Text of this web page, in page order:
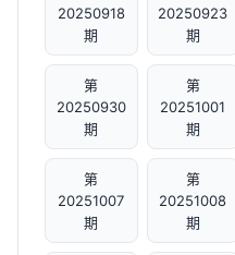
20250918
期
20250923
期
第
20250930
期
第
20251001
期
第
20251007
期
第
20251008
期